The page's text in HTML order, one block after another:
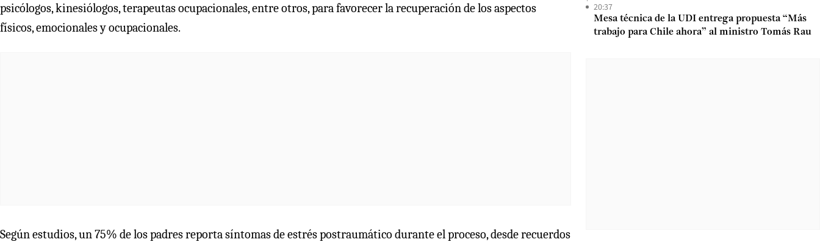
psicólogos, kinesiólogos, terapeutas ocupacionales, entre otros, para favorecer la recuperación de los aspectos
físicos, emocionales y ocupacionales.
Según estudios, un 75% de los padres reporta síntomas de estrés postraumático durante el proceso, desde recuerdos
20:37
Mesa técnica de la UDI entrega propuesta “Más
trabajo para Chile ahora” al ministro Tomás Rau